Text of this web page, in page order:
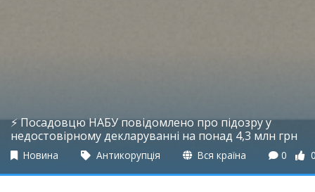
⚡️ Посадовцю НАБУ повідомлено про підозру у
недостовірному декларуванні на понад 4,3 млн грн
Новина Антикорупція Вся країна 0